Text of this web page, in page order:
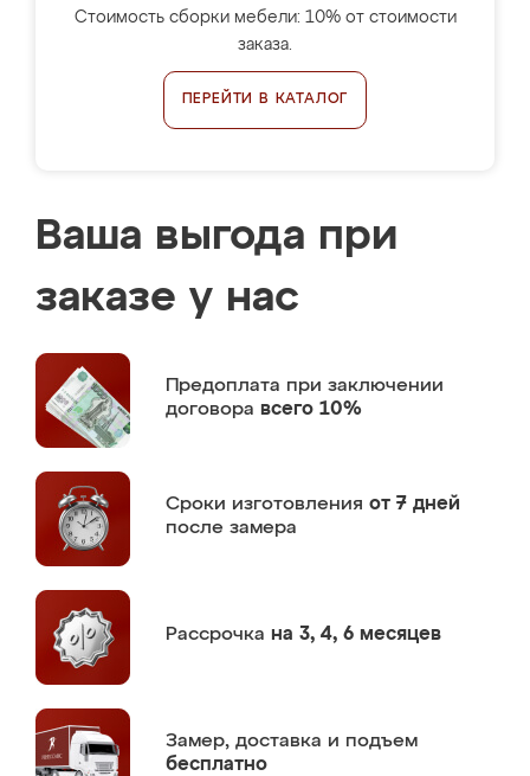
Стоимость сборки мебели: 10% от стоимости
заказа.
ПЕРЕЙТИ В КАТАЛОГ
Ваша выгода при
заказе у нас
Предоплата при заключении
договора всего 10%
Сроки изготовления от 7 дней
после замера
Рассрочка на 3, 4, 6 месяцев
Замер, доставка и подъем
бесплатно